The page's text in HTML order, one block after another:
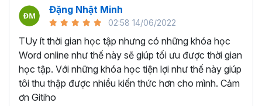
Nhân viên văn phòng dùng Word để hoàn thành các
nghiệp vụ như soạn thảo văn bản, hợp đồng, báo
cáo,...
Ứng viên muốn làm đẹp CV và gây ấn tượng trong
mắt nhà tuyển dụng
Giáo viên, giảng viên muốn sử dụng Word để soạn
giáo án, bài giảng.
Đặng Nhật Minh
02:58 14/06/2022
TUy ít thời gian học tập nhưng có những khóa học
Word online như thế này sẽ giúp tối ưu được thời gian
học tập. Với những khóa học tiện lợi như thế này giúp
tôi thu thập được nhiều kiến thức hơn cho mình. Cảm
ơn Gitiho